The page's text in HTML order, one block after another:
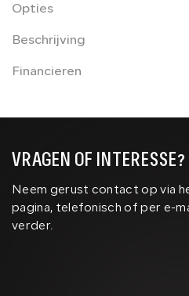
Opties
Beschrijving
Financieren
VRAGEN OF INTERESSE?
Neem gerust contact op via
pagina, telefonisch of per e-
verder.